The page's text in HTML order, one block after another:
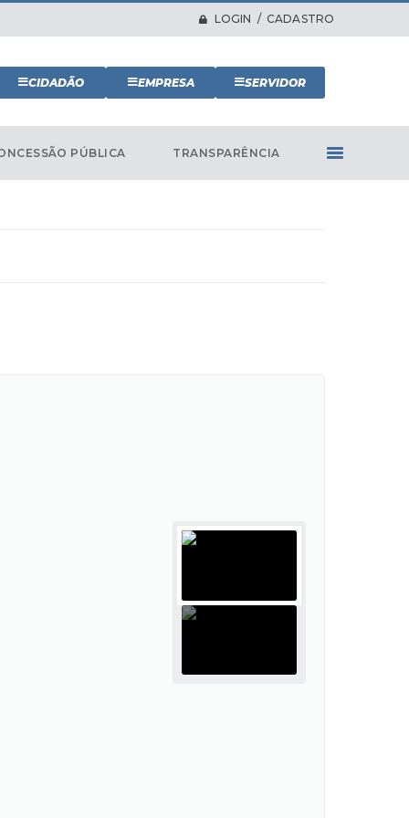
LOGIN / CADASTRO
CIDADÃO EMPRESA SERVIDOR
PÚBLICA TRANSPARÊNCIA